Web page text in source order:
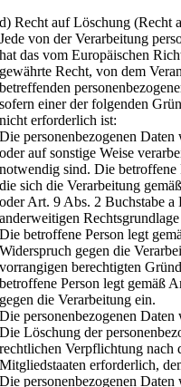
d) Recht auf Löschung (Recht
Jede von der Verarbeitung
hat das vom Europäischen
gewährte Recht, von dem
betreffenden
sofern einer der folgenden
nicht erforderlich ist:
Die personenbezogenen
oder auf sonstige Weise
notwendig sind. Die
die sich die Verarbeitung
oder Art. 9 Abs. 2 Buchstabe
anderweitigen
Die betroffene Person legt
Widerspruch gegen die
vorrangigen berechtigten
betroffene Person legt gemäß
gegen die Verarbeitung ein.
Die personenbezogenen
Die Löschung der
rechtlichen Verpflichtung nach
Mitgliedstaaten erforderlich,
Die personenbezogenen